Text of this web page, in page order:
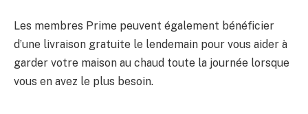
Les membres Prime peuvent également bénéficier
d’une livraison gratuite le lendemain pour vous aider à
garder votre maison au chaud toute la journée lorsque
vous en avez le plus besoin.